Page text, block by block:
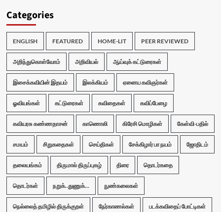
Categories
ENGLISH FEATURED HOME-LIT PEER REVIEWED
அறிந்துகொள்வோம் அறிவியல் ஆய்வுக் கட்டுரைகள்
இசைக்கவியின் இதயம் இலக்கியம் ஏனைய கவிஞர்கள்
ஓவியங்கள் கட்டுரைகள் கவிதைகள் கவிப்பேழை
கவியரசு கண்ணதாசன் காணொலி கிரேசி மொழிகள் கேள்வி-பதில்
சமயம் சிறுகதைகள் செய்திகள் சேக்கிழார் பா நயம் ஜோதிடம்
தலையங்கம் திருமால் திருப்புகழ் திரை தொடர்கதை
தொடர்கள் நறுக்..துணுக்... நுண்கலைகள்
நெல்லைத் தமிழில் திருக்குறள் நேர்காணல்கள் படக்கவிதைப் போட்டிகள்